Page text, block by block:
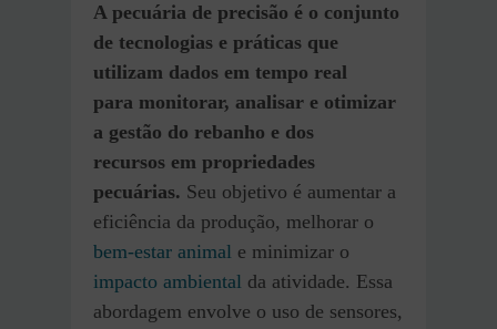
A pecuária de precisão é o conjunto
de tecnologias e práticas que
utilizam dados em tempo real
para monitorar, analisar e otimizar
a gestão do rebanho e dos
recursos em propriedades
pecuárias. Seu objetivo é aumentar a
eficiência da produção, melhorar o
bem-estar animal e minimizar o
impacto ambiental da atividade. Essa
abordagem envolve o uso de sensores,